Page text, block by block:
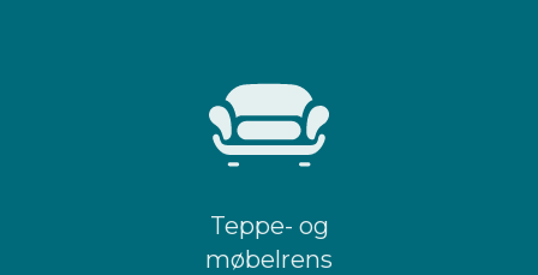
Teppe- og
møbelrens